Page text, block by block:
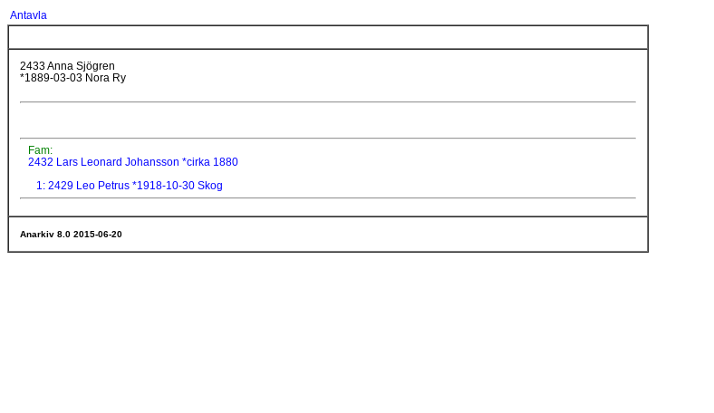
Antavla
2433 Anna Sjögren
*1889-03-03 Nora Ry
Fam:
2432 Lars Leonard Johansson *cirka 1880
1: 2429 Leo Petrus *1918-10-30 Skog
Anarkiv 8.0 2015-06-20